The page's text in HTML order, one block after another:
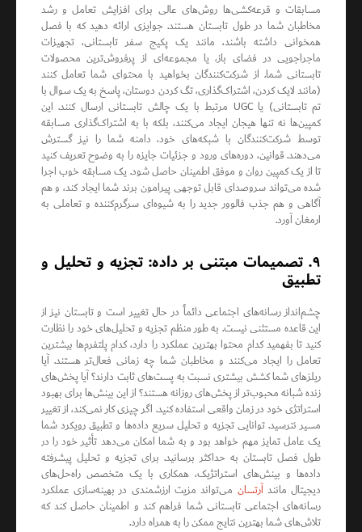
مسابقات و قرعه‌کشی‌ها روش‌های عالی برای افزایش تعامل و رشد
مخاطبان شما در طول تابستان هستند. جوایزی ارائه دهید که با فصل
همخوانی داشته باشند، مانند یک پکیج سفر تابستانی، تجهیزات
ماجراجویی در فضای باز، یا مجموعه‌ای از پرفروش‌ترین محصولات
تابستانی شما. از شرکت‌کنندگان بخواهید با محتوای شما تعامل کنند
(مانند لایک کردن، اشتراک‌گذاری، تگ کردن دوستان، پاسخ به یک سوال با
تم تابستانی) یا UGC مرتبط با یک چالش تابستانی ارسال کنند. این
کمپین‌ها نه تنها هیجان ایجاد می‌کنند، بلکه با به اشتراک‌گذاری مسابقه
توسط شرکت‌کنندگان با شبکه‌های خود، دامنه شما را نیز گسترش
می‌دهند. قوانین، دوره‌های ورود و جزئیات جایزه را به وضوح تعریف کنید
تا از یک کمپین روان و موفق اطمینان حاصل شود. یک مسابقه خوب اجرا
شده می‌تواند سروصدای قابل توجهی پیرامون برند شما ایجاد کند، و هم
آگاهی و هم جذب فالوور جدید را به شیوه‌ای سرگرم‌کننده و تعاملی به
ارمغان آورد.
۹. تصمیمات مبتنی بر داده: تجزیه و تحلیل و
تطبیق
چشم‌انداز رسانه‌های اجتماعی دائماً در حال تغییر است و تابستان نیز از
این قاعده مستثنی نیست. به طور منظم تجزیه و تحلیل‌های خود را نظارت
کنید تا بفهمید کدام محتوا بهترین عملکرد را دارد، کدام پلتفرم‌ها بیشترین
تعامل را ایجاد می‌کنند و مخاطبان شما چه زمانی فعال‌تر هستند. آیا
ریلزهای شما کشش بیشتری نسبت به پست‌های ثابت دارند؟ آیا پخش‌های
زنده شبانه محبوب‌تر از پخش‌های روزانه هستند؟ از این بینش‌ها برای بهبود
استراتژی خود در زمان واقعی استفاده کنید. اگر چیزی کار نمی‌کند، از تغییر
مسیر نترسید. توانایی تجزیه و تحلیل سریع داده‌ها و تطبیق رویکرد شما
یک عامل تمایز مهم خواهد بود و به شما امکان می‌دهد تأثیر خود را در
طول فصل تابستان به حداکثر برسانید. برای تجزیه و تحلیل پیشرفته
داده‌ها و بینش‌های استراتژیک، همکاری با یک متخصص راه‌حل‌های
دیجیتال مانندآرتسان می‌تواند مزیت ارزشمندی در بهینه‌سازی عملکرد
رسانه‌های اجتماعی تابستانی شما فراهم کند و اطمینان حاصل کند که
تلاش‌های شما بهترین نتایج ممکن را به همراه دارد.